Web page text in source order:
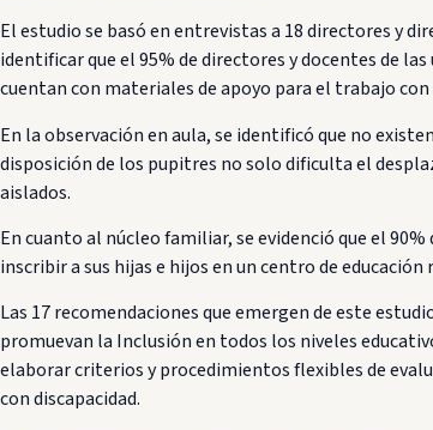
El estudio se basó en entrevistas a 18 directores y
identificar que el 95% de directores y docentes de
cuentan con materiales de apoyo para el trabajo con
En la observación en aula, se identificó que no
disposición de los pupitres no solo dificulta el
aislados.
En cuanto al núcleo familiar, se evidenció que el
inscribir a sus hijas e hijos en un centro de educación
Las 17 recomendaciones que emergen de este
promuevan la Inclusión en todos los niveles
elaborar criterios y procedimientos flexibles de
con discapacidad.